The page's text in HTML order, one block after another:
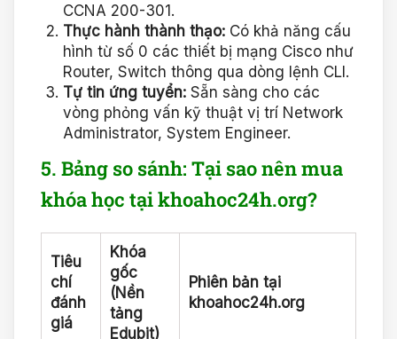
CCNA 200-301.
Thực hành thành thạo: Có khả năng cấu
hình từ số 0 các thiết bị mạng Cisco như
Router, Switch thông qua dòng lệnh CLI.
Tự tin ứng tuyển: Sẵn sàng cho các
vòng phỏng vấn kỹ thuật vị trí Network
Administrator, System Engineer.
5. Bảng so sánh: Tại sao nên mua
khóa học tại khoahoc24h.org?
Tiêu
chí
đánh
giá
Khóa
gốc
(Nền
tảng
Edubit)
Phiên bản tại
khoahoc24h.org